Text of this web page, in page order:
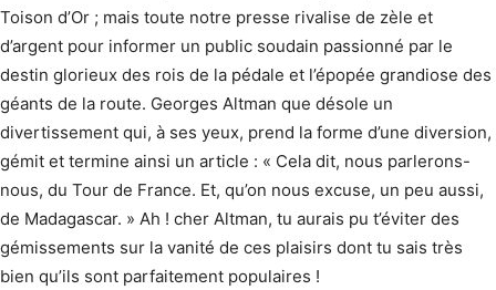
Toison d’Or ; mais toute notre presse rivalise de zèle et
d’argent pour informer un public soudain passionné par le
destin glorieux des rois de la pédale et l’épopée grandiose des
géants de la route. Georges Altman que désole un
divertissement qui, à ses yeux, prend la forme d’une diversion,
gémit et termine ainsi un article : « Cela dit, nous parlerons-
nous, du Tour de France. Et, qu’on nous excuse, un peu aussi,
de Madagascar. » Ah ! cher Altman, tu aurais pu t’éviter des
gémissements sur la vanité de ces plaisirs dont tu sais très
bien qu’ils sont parfaitement populaires !